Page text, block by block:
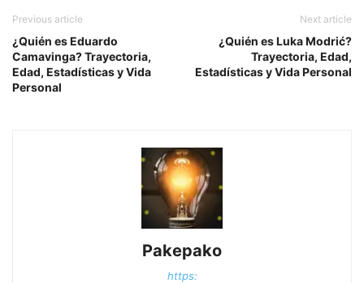
Previous article
¿Quién es Eduardo
Camavinga? Trayectoria,
Edad, Estadísticas y Vida
Personal
Next article
¿Quién es Luka Modrić?
Trayectoria, Edad,
Estadísticas y Vida Personal
Pakepako
https: